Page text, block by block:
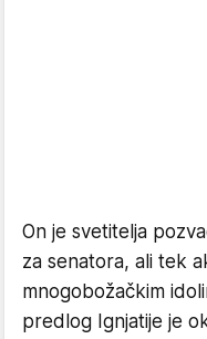
On je svetitelja
za senatora, ali tek
mnogobožačkim
predlog Ignjatije je